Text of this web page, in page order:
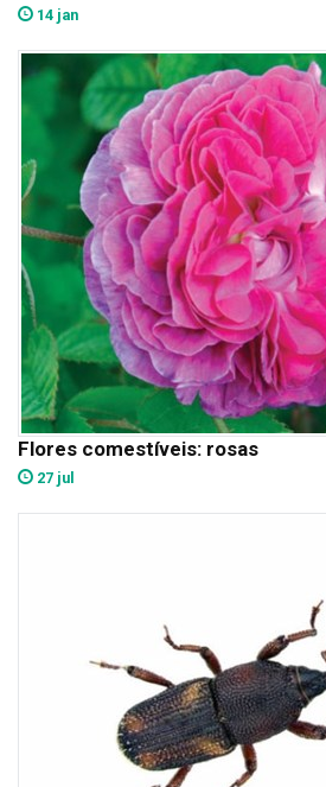
14 jan
Flores comestíveis: rosas
27 jul